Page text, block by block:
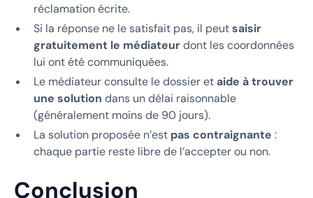
réclamation écrite.
Si la réponse ne le satisfait pas, il peutsaisir
gratuitement le médiateurdont les coordonnées
lui ont été communiquées.
Le médiateur consulte le dossier et aide à trouver
une solution dans un délai raisonnable
(généralement moins de 90 jours).
La solution proposée n’est pas contraignante :
chaque partie reste libre de l’accepter ou non.
Conclusion